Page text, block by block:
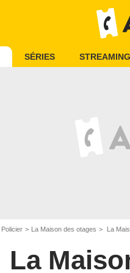
SÉRIES STREAMING
Policier La Maison des otages La
La